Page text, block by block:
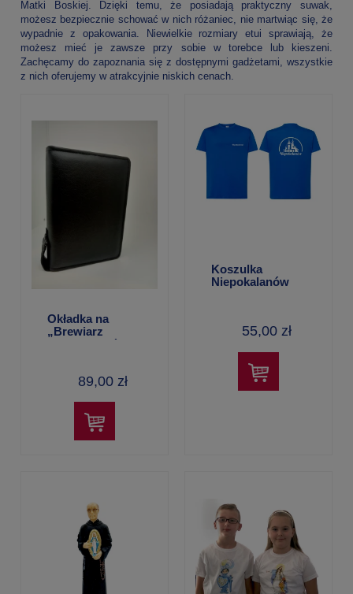
Matki Boskiej. Dzięki temu, że posiadają praktyczny suwak,
możesz bezpiecznie schować w nich różaniec, nie martwiąc się, że
wypadnie z opakowania. Niewielkie rozmiary etui sprawiają, że
możesz mieć je zawsze przy sobie w torebce lub kieszeni.
Zachęcamy do zapoznania się z dostępnymi gadżetami, wszystkie
z nich oferujemy w atrakcyjnie niskich cenach.
Okładka na
„Brewiarz
franciszkanów
89,00 zł
Koszulka
Niepokalanów
55,00 zł